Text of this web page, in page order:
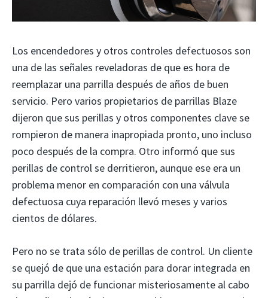
Los encendedores y otros controles defectuosos son
una de las señales reveladoras de que es hora de
reemplazar una parrilla después de años de buen
servicio. Pero varios propietarios de parrillas Blaze
dijeron que sus perillas y otros componentes clave se
rompieron de manera inapropiada pronto, uno incluso
poco después de la compra. Otro informó que sus
perillas de control se derritieron, aunque ese era un
problema menor en comparación con una válvula
defectuosa cuya reparación llevó meses y varios
cientos de dólares.
Pero no se trata sólo de perillas de control. Un cliente
se quejó de que una estación para dorar integrada en
su parrilla dejó de funcionar misteriosamente al cabo